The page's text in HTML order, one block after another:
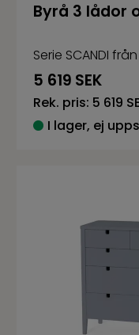
Byrå 3 lådor
Serie SCANDI
5 619 SEK
Rek. pris: 5 619
I lager, ej